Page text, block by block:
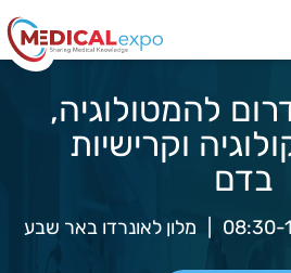
להמטולוגיה,
וקרישיות
בדם
08:30- מלון לאונרדו באר שבע